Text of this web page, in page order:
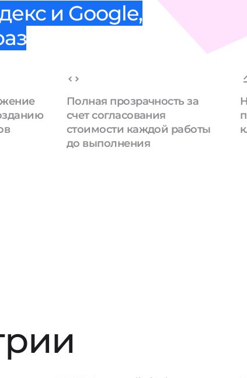
и Google,
Полная прозрачность за
счет согласования
стоимости каждой работы
до выполнения